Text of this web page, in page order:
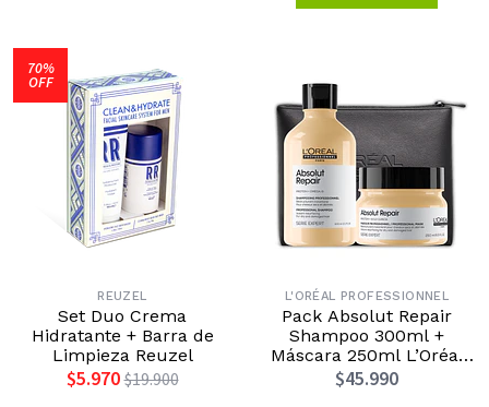
70%
OFF
REUZEL
Set Duo Crema
Hidratante + Barra de
Limpieza Reuzel
$5.970 $19.900
L'ORÉAL PROFESSIONNEL
Pack Absolut Repair
Shampoo 300ml +
Máscara 250ml L’Oréal
Professionnel Edición Día
de la Madre 2026
$45.990